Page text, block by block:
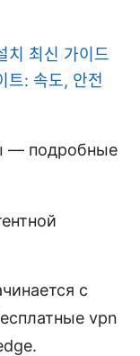
최신 가이드
트: 속도, 안전
— подробные
с
vpn